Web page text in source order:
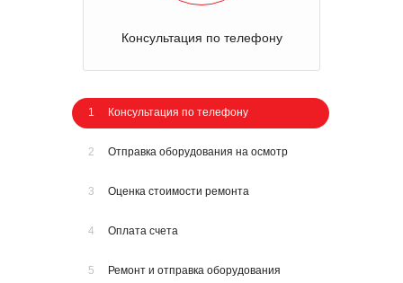
Консультация по телефону
1 Консультация по телефону
2 Отправка оборудования на осмотр
3 Оценка стоимости ремонта
4 Оплата счета
5 Ремонт и отправка оборудования